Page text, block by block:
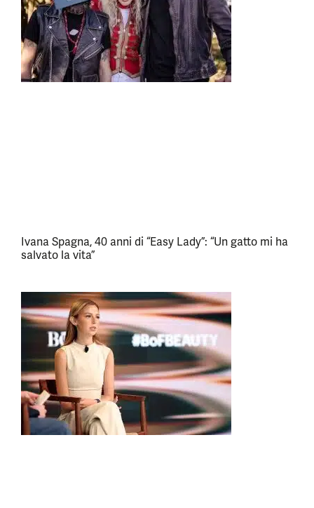
Ivana Spagna, 40 anni di “Easy Lady”: “Un gatto mi ha
salvato la vita”